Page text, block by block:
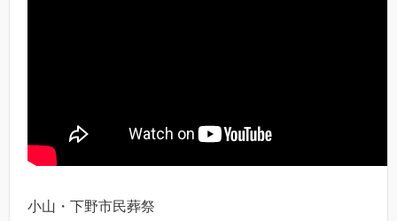
小山・下野市民葬祭